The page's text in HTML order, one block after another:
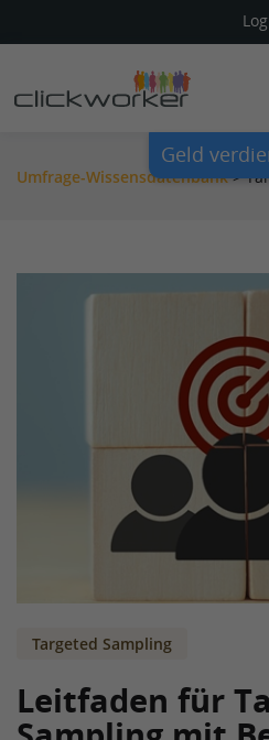
Geld
Umfrage-Wissensdatenbank >
Targeted Sampling
Leitfaden für